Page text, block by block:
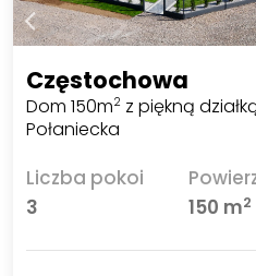
Częstochowa
Dom 150m2 z piękną
Połaniecka
Liczba pokoi
3
150 m2